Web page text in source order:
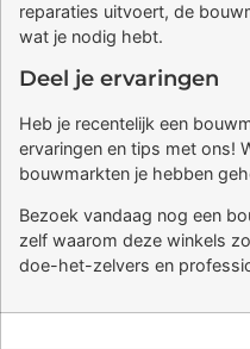
reparaties uitvoert, de
wat je nodig hebt.
Deel je ervaringen
Heb je recentelijk een
ervaringen en tips met ons!
bouwmarkten je hebben
Bezoek vandaag nog een
zelf waarom deze winkels
doe-het-zelvers en